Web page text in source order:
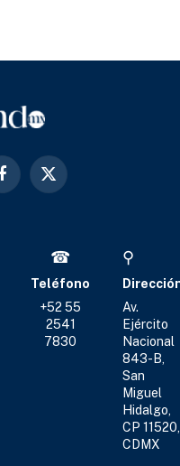
Facebook
X
☎
Teléfono
+52 55
2541
7830
⚲
Av.
Ejército
Nacional
843-B,
San
Miguel
Hidalgo,
CP 11520,
CDMX